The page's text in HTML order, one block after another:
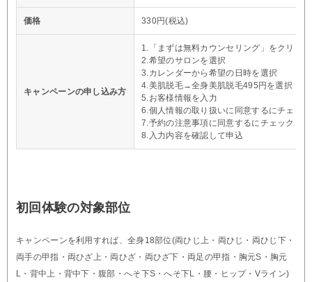
価格 330円(税込)
キャンペーンの申し込み方
1.「まずは無料カウンセリング」をクリック
2.希望のサロンを選択
3.カレンダーから希望の日時を選択
4.美肌脱毛→全身美肌脱毛495円を選択
5.お客様情報を入力
6.個人情報の取り扱いに同意するにチェック
7.予約の注意事項に同意するにチェック
8.入力内容を確認して申込
初回体験の対象部位
キャンペーンを利用すれば、全身18部位(両ひじ上・両ひじ・両ひじ下・
両手の甲指・両ひざ上・両ひざ・両ひざ下・両足の甲指・胸元S・胸元
L・背中上・背中下・腹部・へそ下S・へそ下L・腰・ヒップ・Vライン)